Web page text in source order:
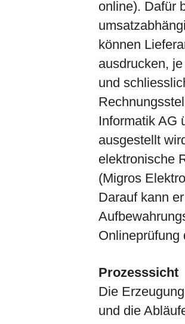
online). Dafür
können
ausdrucken,
und
Informatik AG
ausgestellt
elektronische
(Migros
Darauf kann
Onlineprüfung
Prozesssicht
Die
und die